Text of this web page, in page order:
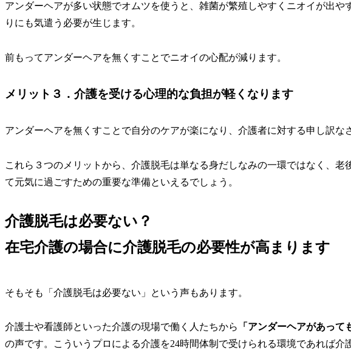
アンダーヘアが多い状態でオムツを使うと、雑菌が繁殖しやすくニオイが出や
りにも気遣う必要が生じます。
前もってアンダーヘアを無くすことでニオイの心配が減ります。
メリット３．介護を受ける心理的な負担が軽くなります
アンダーヘアを無くすことで自分のケアが楽になり、介護者に対する申し訳な
これら３つのメリットから、 介護脱毛は単なる身だしなみの一環ではなく、老
て元気に過ごすための重要な準備といえるでしょう。
介護脱毛は必要ない？
在宅介護の場合に介護脱毛の必要性が高まります
そもそも「介護脱毛は必要ない」という声もあります。
介護士や看護師といった介護の現場で働く人たちから 「アンダーヘアがあって
の声です。こういうプロによる介護を24時間体制で受けられる環境であれば介